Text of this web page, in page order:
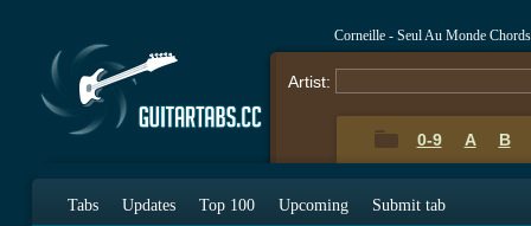
Corneille - Seul Au Monde
Artist:
0-9 A B
Tabs Updates Top 100 Upcoming Submit tab